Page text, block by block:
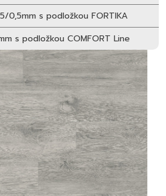
0,5mm s podložkou FORTIKA
s podložkou COMFORT Line